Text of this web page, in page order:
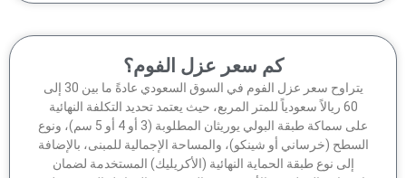
كم سعر عزل الفوم؟
يتراوح سعر عزل الفوم في السوق السعودي عادةً ما بين 30 إلى
60 ريالاً سعودياً للمتر المربع، حيث يعتمد تحديد التكلفة النهائية
على سماكة طبقة البولي يوريثان المطلوبة (3 أو 4 أو 5 سم)، ونوع
(خرساني أو شينكو)، والمساحة الإجمالية للمبنى، بالإضافة
إلى نوع طبقة الحماية النهائية (الأكريليك) المستخدمة لضمان